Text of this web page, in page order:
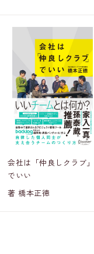
会社は「仲良しクラブ」
でいい
著 橋本正徳